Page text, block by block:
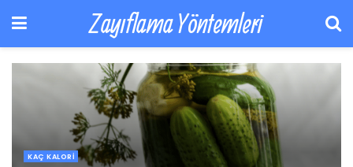
Zayıflama Yöntemleri
KAÇ KALORI